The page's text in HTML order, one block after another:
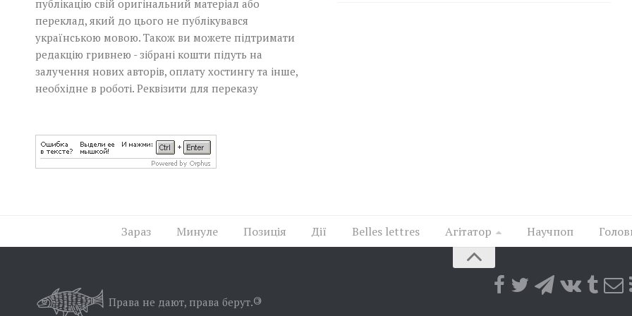
публікацію свій оригінальний матеріал або
переклад, який до цього не публікувався
українською мовою. Також ви можете підтримати
редакцію гривнею - зібрані кошти підуть на
залучення нових авторів, оплату хостингу та інше,
необхідне в роботі. Реквізити для переказу
Зараз Минуле Позиція Дії Belles lettres Агітатор Научпоп
Права не дают, права берут.©